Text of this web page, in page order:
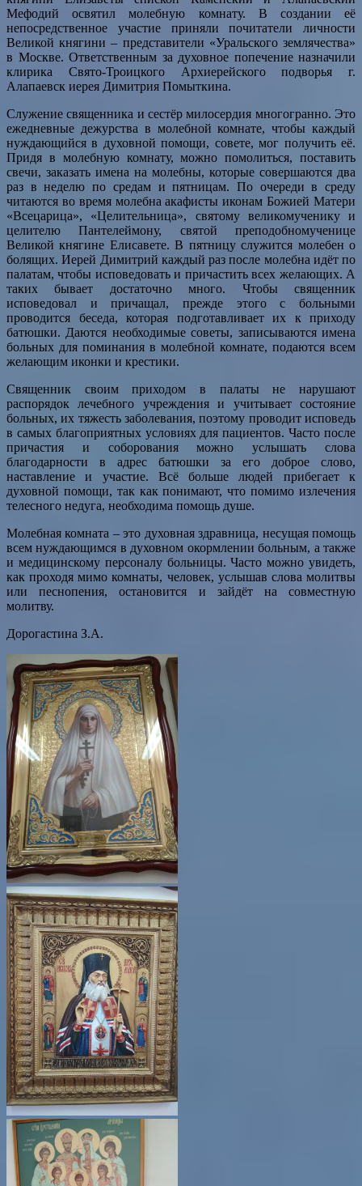
Мефодий освятил молебную комнату. В создании её
непосредственное участие приняли почитатели личности
Великой княгини – представители «Уральского землячества»
в Москве. Ответственным за духовное попечение назначили
клирика Свято-Троицкого Архиерейского подворья г.
Алапаевск иерея Димитрия Помыткина.
Служение священника и сестёр милосердия многогранно. Это
ежедневные дежурства в молебной комнате, чтобы каждый
нуждающийся в духовной помощи, совете, мог получить её.
Придя в молебную комнату, можно помолиться, поставить
свечи, заказать имена на молебны, которые совершаются два
раз в неделю по средам и пятницам. По очереди в среду
читаются во время молебна акафисты иконам Божией Матери
«Всецарица», «Целительница», святому великомученику и
целителю Пантелеймону, святой преподобномученице
Великой княгине Елисавете. В пятницу служится молебен о
болящих. Иерей Димитрий каждый раз после молебна идёт по
палатам, чтобы исповедовать и причастить всех желающих. А
таких бывает достаточно много. Чтобы священник
исповедовал и причащал, прежде этого с больными
проводится беседа, которая подготавливает их к приходу
батюшки. Даются необходимые советы, записываются имена
больных для поминания в молебной комнате, подаются всем
желающим иконки и крестики.
Священник своим приходом в палаты не нарушают
распорядок лечебного учреждения и учитывает состояние
больных, их тяжесть заболевания, поэтому проводит исповедь
в самых благоприятных условиях для пациентов. Часто после
причастия и соборования можно услышать слова
благодарности в адрес батюшки за его доброе слово,
наставление и участие. Всё больше людей прибегает к
духовной помощи, так как понимают, что помимо излечения
телесного недуга, необходима помощь душе.
Молебная комната – это духовная здравница, несущая помощь
всем нуждающимся в духовном окормлении больным, а также
и медицинскому персоналу больницы. Часто можно увидеть,
как проходя мимо комнаты, человек, услышав слова молитвы
или песнопения, остановится и зайдёт на совместную
молитву.
Дорогастина З.А.